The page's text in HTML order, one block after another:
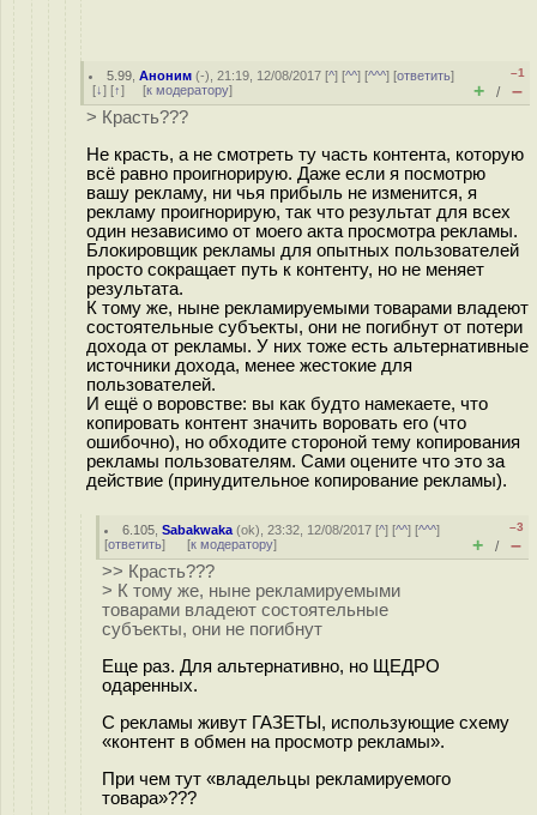
5.99 ,Аноним (-), 21:19, 12/08/2017 [^] [^^] [^^^] [ответить]
[↓] [↑] [к модератору]
–1
+ / –
> Красть???
Не красть, а не смотреть ту часть контента, которую
всё равно проигнорирую. Даже если я посмотрю
вашу рекламу, ни чья прибыль не изменится, я
рекламу проигнорирую, так что результат для всех
один независимо от моего акта просмотра рекламы.
Блокировщик рекламы для опытных пользователей
просто сокращает путь к контенту, но не меняет
результата.
К тому же, ныне рекламируемыми товарами владеют
состоятельные субъекты, они не погибнут от потери
дохода от рекламы. У них тоже есть альтернативные
источники дохода, менее жестокие для
пользователей.
И ещё о воровстве: вы как будто намекаете, что
копировать контент значить воровать его (что
ошибочно), но обходите стороной тему копирования
рекламы пользователям. Сами оцените что это за
действие (принудительное копирование рекламы).
6.105 ,Sabakwaka (ok), 23:32, 12/08/2017 [^] [^^] [^^^]
[ответить] [к модератору]
–3
+ / –
>> Красть???
> К тому же, ныне рекламируемыми
товарами владеют состоятельные
субъекты, они не погибнут
Еще раз. Для альтернативно, но ЩЕДРО
одаренных.
С рекламы живут ГАЗЕТЫ, использующие схему
«контент в обмен на просмотр рекламы».
При чем тут «владельцы рекламируемого
товара»???